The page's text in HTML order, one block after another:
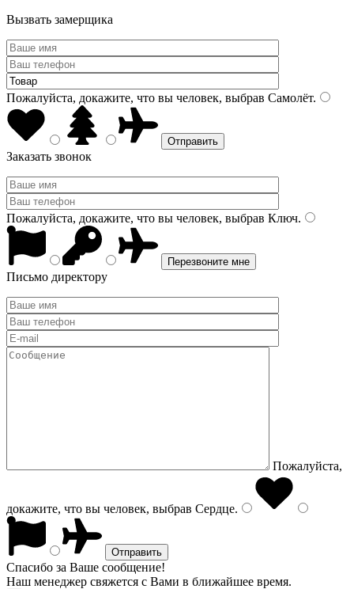
Вызвать замерщика
Пожалуйста, докажите, что вы человек, выбрав Самолёт.
Заказать звонок
Пожалуйста, докажите, что вы человек, выбрав Ключ.
Письмо директору
Пожалуйста,
докажите, что вы человек, выбрав Сердце.
Спасибо за Ваше сообщение!
Наш менеджер свяжется с Вами в ближайшее время.